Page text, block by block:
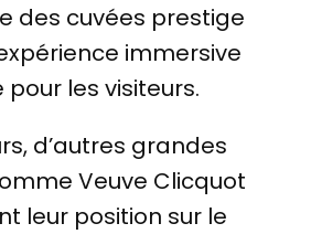
des cuvées prestige
immersive
pour les visiteurs.
d’autres grandes
Veuve Clicquot
leur position sur le